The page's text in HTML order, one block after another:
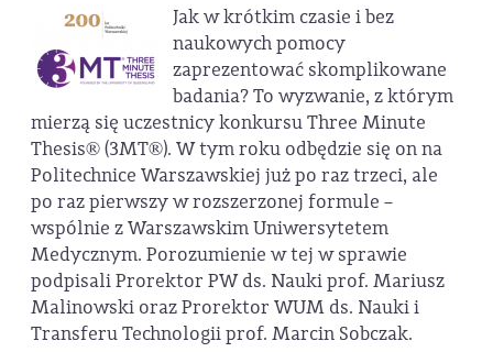
Jak w krótkim czasie i bez
naukowych pomocy
zaprezentować skomplikowane
badania? To wyzwanie, z którym
mierzą się uczestnicy konkursu Three Minute
Thesis® (3MT®). W tym roku odbędzie się on na
Politechnice Warszawskiej już po raz trzeci, ale
po raz pierwszy w rozszerzonej formule –
wspólnie z Warszawskim Uniwersytetem
Medycznym. Porozumienie w tej w sprawie
podpisali Prorektor PW ds. Nauki prof. Mariusz
Malinowski oraz Prorektor WUM ds. Nauki i
Transferu Technologii prof. Marcin Sobczak.